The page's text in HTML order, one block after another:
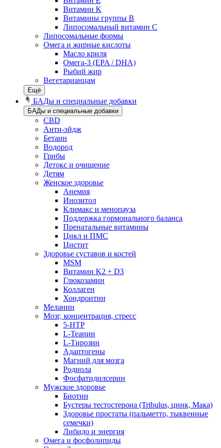
Витамин K
Витамины группы B
Липосомальный витамин C
Липосомальные формы
Омега и жирные кислоты
Масло криля
Омега-3 (EPA / DHA)
Рыбий жир
Вегетарианцам
Ещё
БАДы и специальные добавки
БАДы и специальные добавки
CBD
Анти-эйдж
Бетаин
Водород
Грибы
Детокс и очищение
Детям
Женское здоровье
Анемия
Инозитол
Климакс и менопауза
Поддержка гормонального баланса
Пренатальные витамины
Цикл и ПМС
Цистит
Здоровье суставов и костей
MSM
Витамин K2 + D3
Глюкозамин
Коллаген
Хондроитин
Меланин
Мозг, концентрация, стресс
5-HTP
L-Теанин
L-Тирозин
Адаптогены
Магний для мозга
Родиола
Фосфатидилсерин
Мужское здоровье
Биотин
Бустеры тестостерона (Tribulus, цинк, Мака)
Здоровье простаты (пальметто, тыквенные
семечки)
Либидо и энергия
Омега и фосфолипиды